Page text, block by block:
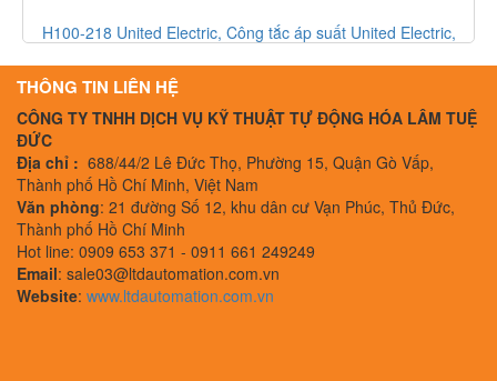
Electric,
SQN120E-20X23L7 Rotork, Công tắc giới hạn Rotork,
THÔNG TIN LIÊN HỆ
CÔNG TY TNHH DỊCH VỤ KỸ THUẬT TỰ ĐỘNG HÓA LÂM TUỆ
ĐỨC
Địa chỉ : 688/44/2 Lê Đức Thọ, Phường 15, Quận Gò Vấp,
Thành phố Hồ Chí Minh, Việt Nam
Văn phòng: 21 đường Số 12, khu dân cư Vạn Phúc, Thủ Đức,
Thành phố Hồ Chí Minh
Hot line: 0909 653 371 - 0911 661 249249
Email: sale03@ltdautomation.com.vn
Website: www.ltdautomation.com.vn